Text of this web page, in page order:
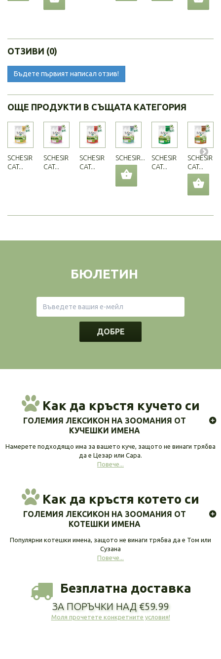
ОТЗИВИ (0)
Бъдете първият написал отзив!
ОЩЕ ПРОДУКТИ В СЪЩАТА КАТЕГОРИЯ
SCHESIR
CAT...
SCHESIR
CAT...
SCHESIR
CAT...
SCHESIR...
SCHESIR
CAT...
SCHESIR
CAT...
БЮЛЕТИН
ДОБРЕ
Как да кръстя кучето си
ГОЛЕМИЯ ЛЕКСИКОН НА ЗООМАНИЯ ОТ
КУЧЕШКИ ИМЕНА
Намерете подходящо има за вашето куче, защото не винаги трябва
да е Цезар или Сара.
Повече...
Как да кръстя котето си
ГОЛЕМИЯ ЛЕКСИКОН НА ЗООМАНИЯ ОТ
КОТЕШКИ ИМЕНА
Популярни котешки имена, защото не винаги трябва да е Том или
Сузана
Повече...
Безплатна доставка
ЗА ПОРЪЧКИ НАД €59.99
Моля прочетете конкретните условия!